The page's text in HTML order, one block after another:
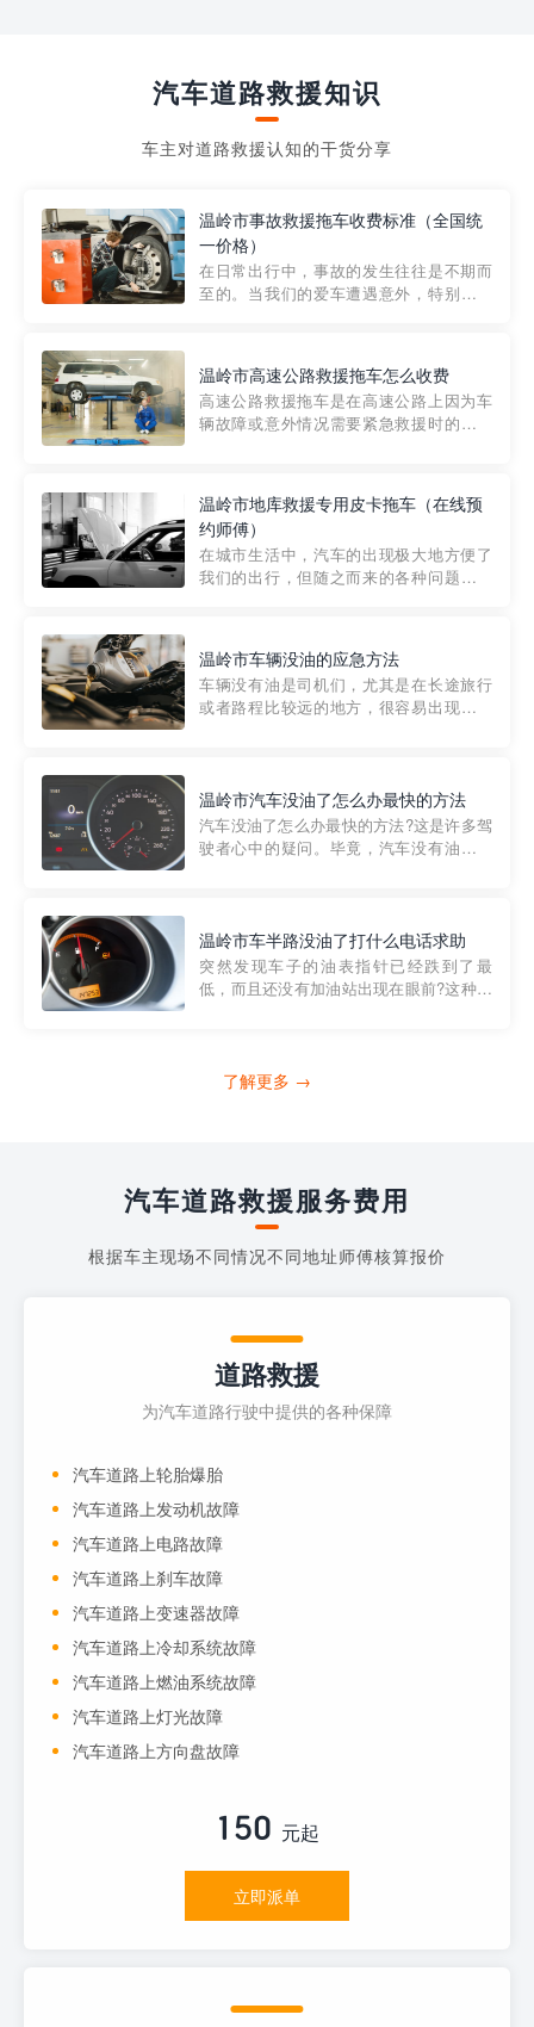
汽车道路救援知识
车主对道路救援认知的干货分享
温岭市事故救援拖车收费标准（全国统
一价格）
在日常出行中，事故的发生往往是不期而
至的。当我们的爱车遭遇意外，特别是在
细解析一下市区事故救援拖车的收费标
准，以及在选用拖车服务时应注...
温岭市高速公路救援拖车怎么收费
高速公路救援拖车是在高速公路上因为车
辆故障或意外情况需要紧急救援时的必备
路救援拖车的收费标准是由当地交通管理
部门制定的。起步价通...
温岭市地库救援专用皮卡拖车（在线预
约师傅）
在城市生活中，汽车的出现极大地方便了
我们的出行，但随之而来的各种问题也让
紧急情况下，我们需要一种高效可靠的救
援方式。而这时，地库救援专...
温岭市车辆没油的应急方法
车辆没有油是司机们，尤其是在长途旅行
或者路程比较远的地方，很容易出现这种
的送油师傅，解决没油的紧急情况。 首
先，让我们来了解一下穿...
温岭市汽车没油了怎么办最快的方法
汽车没油了怎么办最快的方法?这是许多驾
驶者心中的疑问。毕竟，汽车没有油就无
越者小程序是一款专门解决汽车没油问题
的在线服务平台。通过...
温岭市车半路没油了打什么电话求助
突然发现车子的油表指针已经跌到了最
低，而且还没有加油站出现在眼前?这种情
打4006363122请求送油人员来帮助你。
了解更多 →
汽车道路救援服务费用
根据车主现场不同情况不同地址师傅核算报价
道路救援
为汽车道路行驶中提供的各种保障
汽车道路上轮胎爆胎
汽车道路上发动机故障
汽车道路上电路故障
汽车道路上刹车故障
汽车道路上变速器故障
汽车道路上冷却系统故障
汽车道路上燃油系统故障
汽车道路上灯光故障
汽车道路上方向盘故障
150 元起
立即派单